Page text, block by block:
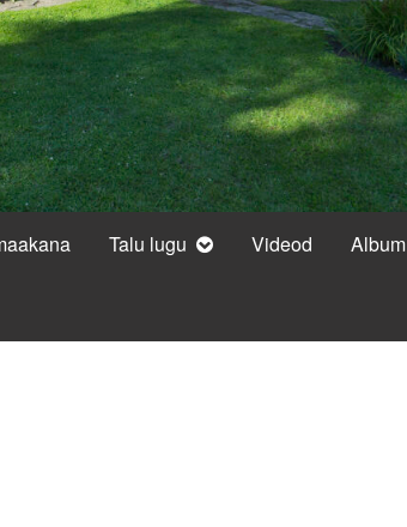
Talu lugu Videod Album